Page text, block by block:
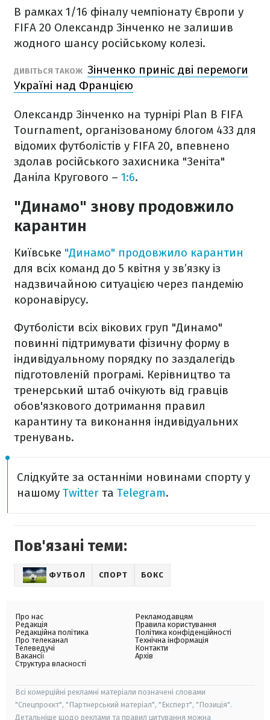
В рамках 1/16 фіналу чемпіонату Європи у
FIFA 20 Олександр Зінченко не залишив
жодного шансу російському колезі.
ДИВІТЬСЯ ТАКОЖ Зінченко приніс дві перемоги
Україні над Францією
Олександр Зінченко на турнірі Plan B FIFA
Tournament, організованому блогом 433 для
відомих футболістів у FIFA 20, впевнено
здолав російського захисника "Зеніта"
Даніла Кругового – 1:6.
"Динамо" знову продовжило
карантин
Київське "Динамо" продовжило карантин
для всіх команд до 5 квітня у зв’язку із
надзвичайною ситуацією через пандемію
коронавірусу.
Футболісти всіх вікових груп "Динамо"
повинні підтримувати фізичну форму в
індивідуальному порядку по заздалегідь
підготовленій програмі. Керівництво та
тренерський штаб очікують від гравців
обов'язкового дотримання правил
карантину та виконання індивідуальних
тренувань.
Слідкуйте за останніми новинами спорту у
нашому Twitter та Telegram.
Пов'язані теми:
ФУТБОЛ СПОРТ БОКС
Про нас
Редакція
Редакційна політика
Про телеканал
Телеведучі
Вакансії
Структура власності
Рекламодавцям
Правила користування
Політика конфіденційності
Технічна інформація
Контакти
Архів
Всі комерційні рекламні матеріали позначені словами
"Спецпроєкт", "Партнерський матеріал", "Експерт", "Позиція".
Детальніше щодо реклами та правил цитування можна